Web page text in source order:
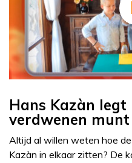
Hans Kazàn
verdwenen munt
Altijd al willen weten hoe
Kazàn in elkaar zitten? De